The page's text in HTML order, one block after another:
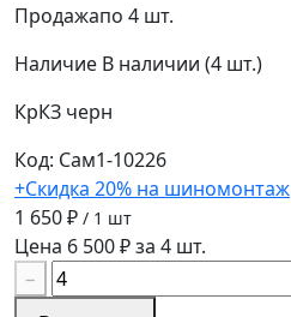
Продажапо 4 шт.
Наличие В наличии (4 шт.)
КрКЗ черн
Код: Сам1-10226
+Скидка 20% на шиномонтаж
1 650 ₽ / 1 шт
Цена 6 500 ₽ за 4 шт.
−